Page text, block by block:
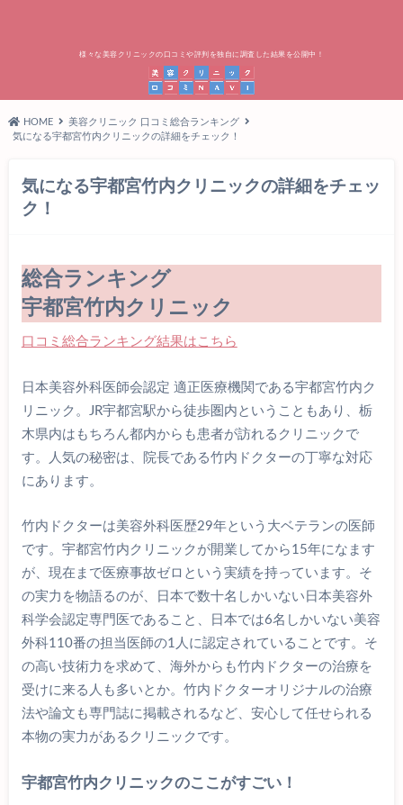
様々な美容クリニックの口コミや評判を独自に調査した結果を公開中！
HOME
美容クリニック 口コミ総合ランキング
気になる宇都宮竹内クリニックの詳細をチェック！
気になる宇都宮竹内クリニックの詳細をチェッ
ク！
総合ランキング
宇都宮竹内クリニック
口コミ総合ランキング結果はこちら
日本美容外科医師会認定 適正医療機関である宇都宮竹内ク
リニック。JR宇都宮駅から徒歩圏内ということもあり、栃
木県内はもちろん都内からも患者が訪れるクリニックで
す。人気の秘密は、院長である竹内ドクターの丁寧な対応
にあります。
竹内ドクターは美容外科医歴29年という大ベテランの医師
です。宇都宮竹内クリニックが開業してから15年になます
が、現在まで医療事故ゼロという実績を持っています。そ
の実力を物語るのが、日本で数十名しかいない日本美容外
科学会認定専門医であること、日本では6名しかいない美容
外科110番の担当医師の1人に認定されていることです。そ
の高い技術力を求めて、海外からも竹内ドクターの治療を
受けに来る人も多いとか。竹内ドクターオリジナルの治療
法や論文も専門誌に掲載されるなど、安心して任せられる
本物の実力があるクリニックです。
宇都宮竹内クリニックのここがすごい！